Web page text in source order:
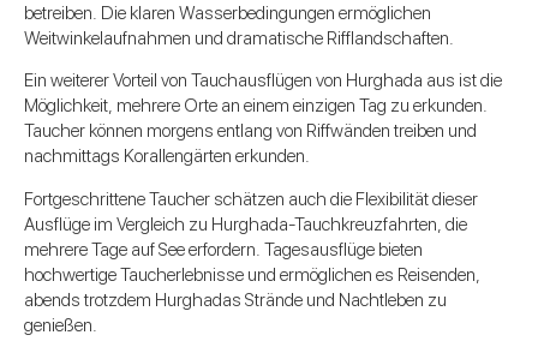
betreiben. Die klaren Wasserbedingungen ermöglichen
Weitwinkelaufnahmen und dramatische Rifflandschaften.
Ein weiterer Vorteil von Tauchausflügen von Hurghada aus ist die
Möglichkeit, mehrere Orte an einem einzigen Tag zu erkunden.
Taucher können morgens entlang von Riffwänden treiben und
nachmittags Korallengärten erkunden.
Fortgeschrittene Taucher schätzen auch die Flexibilität dieser
Ausflüge im Vergleich zu Hurghada-Tauchkreuzfahrten, die
mehrere Tage auf See erfordern. Tagesausflüge bieten
hochwertige Taucherlebnisse und ermöglichen es Reisenden,
abends trotzdem Hurghadas Strände und Nachtleben zu
genießen.